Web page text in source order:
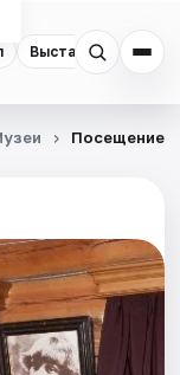
Выставки Спорт
Посещение